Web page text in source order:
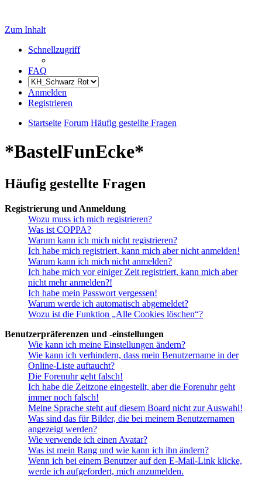
Zum Inhalt
Schnellzugriff
FAQ
Anmelden
Registrieren
Startseite Forum Häufig gestellte Fragen
*BastelFunEcke*
Häufig gestellte Fragen
Registrierung und Anmeldung
Wozu muss ich mich registrieren?
Was ist COPPA?
Warum kann ich mich nicht registrieren?
Ich habe mich registriert, kann mich aber nicht anmelden!
Warum kann ich mich nicht anmelden?
Ich habe mich vor einiger Zeit registriert, kann mich aber
nicht mehr anmelden?!
Ich habe mein Passwort vergessen!
Warum werde ich automatisch abgemeldet?
Wozu ist die Funktion „Alle Cookies löschen“?
Benutzerpräferenzen und -einstellungen
Wie kann ich meine Einstellungen ändern?
Wie kann ich verhindern, dass mein Benutzername in der
Online-Liste auftaucht?
Die Forenuhr geht falsch!
Ich habe die Zeitzone eingestellt, aber die Forenuhr geht
immer noch falsch!
Meine Sprache steht auf diesem Board nicht zur Auswahl!
Was sind das für Bilder, die bei meinem Benutzernamen
angezeigt werden?
Wie verwende ich einen Avatar?
Was ist mein Rang und wie kann ich ihn ändern?
Wenn ich bei einem Benutzer auf den E-Mail-Link klicke,
werde ich aufgefordert, mich anzumelden.